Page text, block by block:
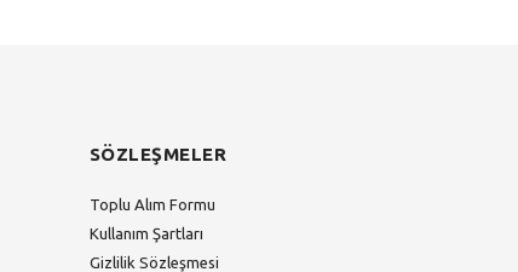
SÖZLEŞMELER
Toplu Alım Formu
Kullanım Şartları
Gizlilik Sözleşmesi